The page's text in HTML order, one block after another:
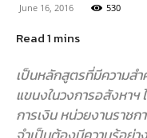
June 16, 2016 530
เป็นหลักสูตรที่มีความส
แขนงในวงการอสังหาฯ
การเงิน หน่วยงานราช